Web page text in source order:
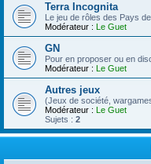
Terra Incognita
Le jeu de rôles des Pays
Modérateur : Le Guet
GN
Pour en proposer ou en
Modérateur : Le Guet
Autres jeux
(Jeux de société,
Modérateur : Le Guet
Sujets : 2